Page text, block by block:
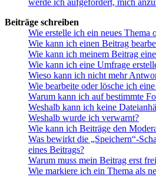
werde ich aufgefordert, mich
Beiträge schreiben
Wie erstelle ich ein neues Thema
Wie kann ich einen Beitrag
Wie kann ich meinem Beitrag
Wie kann ich eine Umfrage
Wieso kann ich nicht mehr
Wie bearbeite oder lösche ich
Warum kann ich auf bestimmte
Weshalb kann ich keine
Weshalb wurde ich verwarnt?
Wie kann ich Beiträge den
Was bewirkt die „Speichern“-
eines Beitrags?
Warum muss mein Beitrag erst
Wie markiere ich ein Thema als